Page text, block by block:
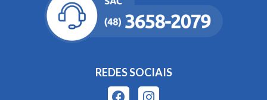
REDES SOCIAIS